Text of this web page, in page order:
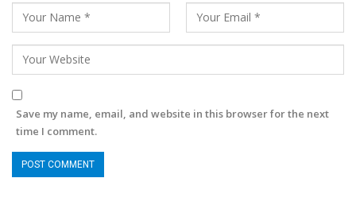
Save my name, email, and website in this browser for the next
time I comment.